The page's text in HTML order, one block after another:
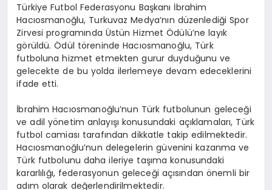
Türkiye Futbol Federasyonu Başkanı İbrahim
Hacıosmanoğlu, Turkuvaz Medya’nın düzenlediği Spor
Zirvesi programında Üstün Hizmet Ödülü’ne layık
görüldü. Ödül töreninde Hacıosmanoğlu, Türk
futboluna hizmet etmekten gurur duyduğunu ve
gelecekte de bu yolda ilerlemeye devam edeceklerini
ifade etti.
İbrahim Hacıosmanoğlu’nun Türk futbolunun geleceği
ve adil yönetim anlayışı konusundaki açıklamaları, Türk
futbol camiası tarafından dikkatle takip edilmektedir.
Hacıosmanoğlu’nun delegelerin güvenini kazanma ve
Türk futbolunu daha ileriye taşıma konusundaki
kararlılığı, federasyonun geleceği açısından önemli bir
adım olarak değerlendirilmektedir.